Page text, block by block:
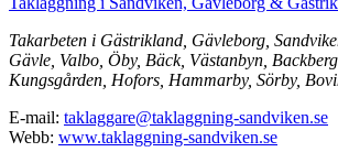
Takarbeten i Gästrikland, Gävleborg,
Gävle, Valbo, Öby, Bäck, Västanbyn,
Kungsgården, Hofors, Hammarby, Sörby,
E-mail: taklaggare@taklaggning-sandviken.se
Webb: www.taklaggning-sandviken.se